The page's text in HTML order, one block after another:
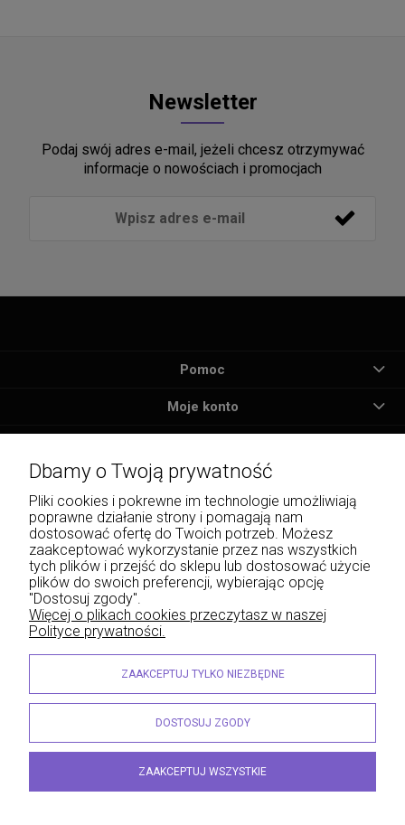
Newsletter
Podaj swój adres e-mail, jeżeli chcesz otrzymywać
informacje o nowościach i promocjach
Pomoc
Moje konto
Informacje
O nas
Wojciech Naja - Księgarnia Sądowa, Krakowskie Przedmieście 43, 20-076 Lublin | e-
mail: info@lexliber.pl | tel.: +48 513 959 100
Styl graficzny ShopGadget.eu
Sklep internetowy Shoper.pl
Dbamy o Twoją prywatność
Pliki cookies i pokrewne im technologie umożliwiają
poprawne działanie strony i pomagają nam
dostosować ofertę do Twoich potrzeb. Możesz
zaakceptować wykorzystanie przez nas wszystkich
tych plików i przejść do sklepu lub dostosować użycie
plików do swoich preferencji, wybierając opcję
"Dostosuj zgody".
Więcej o plikach cookies przeczytasz w naszej
Polityce prywatności.
ZAAKCEPTUJ TYLKO NIEZBĘDNE
DOSTOSUJ ZGODY
ZAAKCEPTUJ WSZYSTKIE